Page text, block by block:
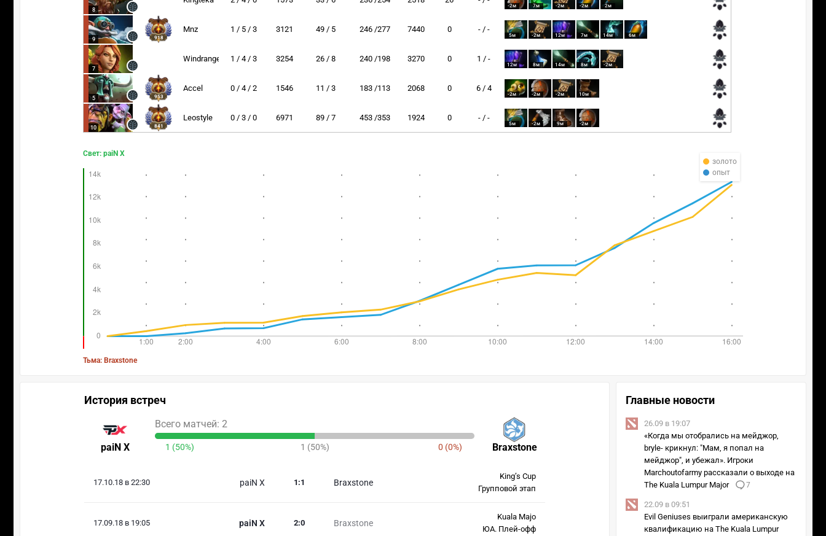
8
-2м 7м -2м -2м 2м
9 918
Mnz 1 / 5 / 3 3121 49 / 5 246 /277 7440 0 - / -
5м -2м 12м 7м 14м 6м
7
Windranger 1 / 4 / 3 3254 26 / 8 240 /198 3270 0 1 / -
12м 8м 14м 8м -2м
5 953
Accel 0 / 4 / 2 1546 11 / 3 183 /113 2068 0 6 / 4
-2м -2м -2м 10м
10 841
Leostyle 0 / 3 / 0 6971 89 / 7 453 /353 1924 0 - / -
5м -2м 9м -2м
золото
опыт
Свет: paiN X
Тьма: Braxstone
История встреч
paiN X Braxstone
Всего матчей: 2
1 (50%) 1 (50%) 0 (0%)
17.10.18 в 22:30 paiN X Braxstone
1 :1
King’s Cup
Групповой этап
17.09.18 в 19:05 paiN X Braxstone
2:0
Kuala Majo
ЮА. Плей-офф
Главные новости
26.09 в 19:07
«Когда мы отобрались на мейджор,
bryle- крикнул: "Мам, я попал на
мейджор", и убежал». Игроки
Marchoutofarmy рассказали о выходе на
The Kuala Lumpur Major
7
22.09 в 09:51
Evil Geniuses выиграли американскую
квалификацию на The Kuala Lumpur